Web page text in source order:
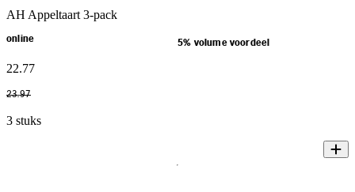
AH Appeltaart 3-pack
online 5% volume voordeel
22.77
23.97
3 stuks